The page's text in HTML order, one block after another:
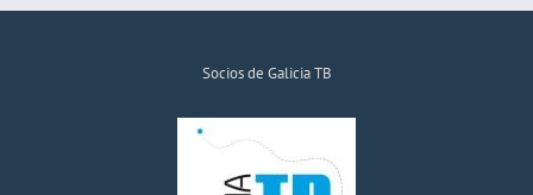
Socios de Galicia TB